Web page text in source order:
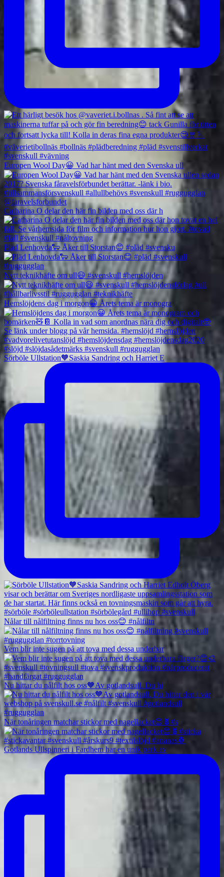
Europen Wool Day😀 Vad har hänt med den Svenska ull
Catharina O delar den här fin bilden med oss där h
Pläd Lenhovda🐑 Åker till Storstan😊 #pläd #svensku
Nytt teknikhäfte om ull😃 #svenskull #hemslöjden
Hemslöjdens dag i morgon😀 Årets tema är monogra
Sörböle Ullstation🧡Saskia Sandring och Harriet E
Nålar till nålfiltning finns nu hos oss😊 #nålfiltn
Vem blir inte sugen på att tova med dessa underbar
Nu hittar du nålfilt hos oss🧡Av gotlandsull. Du hi
När tonåringen matchar stickor med nagellacket😊🍍#s
Gotlands Ullspinneri i Fardhem har en unik park av